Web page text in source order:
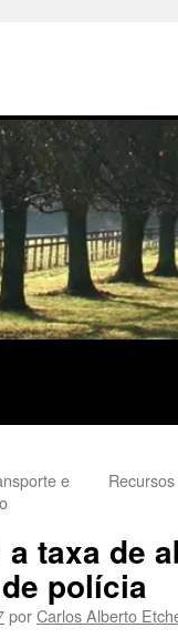
e
taxa de
polícia
porCarlos Alberto